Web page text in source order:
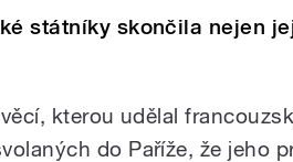
státníky skončila nejen
kterou udělal
do Paříže, že jeho